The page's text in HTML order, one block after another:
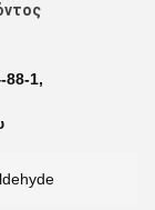
88-1,